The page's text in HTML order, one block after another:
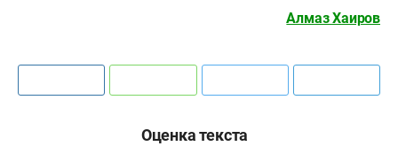
Алмаз Хаиров
Оценка текста